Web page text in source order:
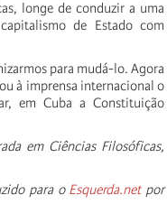
longe de conduzir a uma
de Estado com
para mudá-lo. Agora
à imprensa internacional o
em Cuba a Constituição
em Ciências Filosóficas,
para o Esquerda.netpor